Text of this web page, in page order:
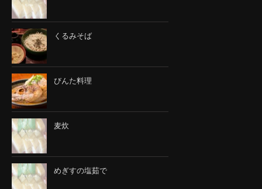
くるみそば
びんた料理
麦炊
めぎすの塩茹で